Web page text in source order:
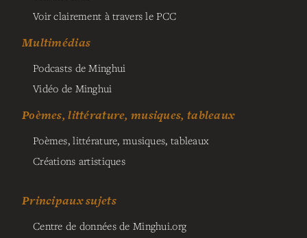
Voir clairement à travers le PCC
Multimédias
Podcasts de Minghui
Vidéo de Minghui
Poèmes, littérature, musiques, tableaux
Poèmes, littérature, musiques, tableaux
Créations artistiques
Principaux sujets
Centre de données de Minghui.org